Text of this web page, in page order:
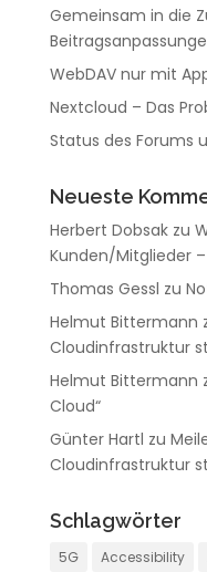
Gemeinsam in die
WebDAV nur mit
Nextcloud – Das
Status des Forums
Neueste
Herbert Dobsakzu
Kunden/Mitglieder
Thomas Gessl zu
Helmut Bittermann
Cloudinfrastruktur
Helmut Bittermann
Cloud“
Günter Hartl zu
Cloudinfrastruktur
Schlagwörter
5G Accessibility